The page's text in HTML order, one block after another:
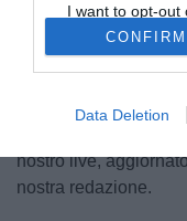
I want to opt-out
Retention, Sale,
Personal Data
Purposes for
Opted Out
CONFIRM
Data Deletion
in cerca di acquisti o
modo possibile ai
Tutte le ultime
nostro live,
nostra redazione.